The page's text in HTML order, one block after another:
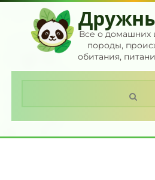
Перейти
контенту
Все о домашних
породы,
обитания,